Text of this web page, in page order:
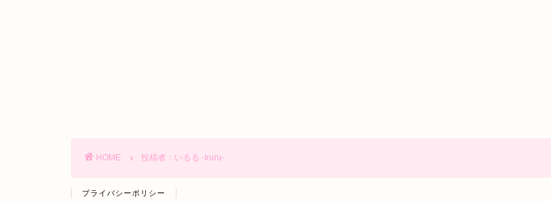
HOME 投稿者：いるる -Iruru-
プライバシーポリシー